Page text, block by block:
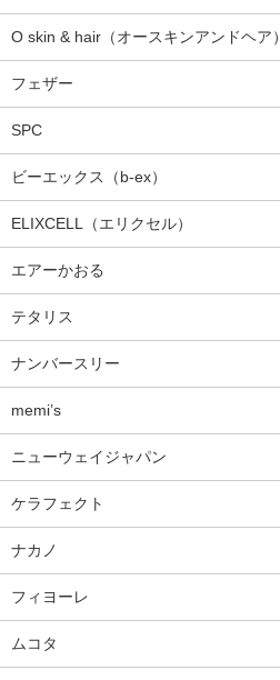
O skin & hair（オースキンアンドヘア）
フェザー
SPC
ビーエックス（b-ex）
ELIXCELL（エリクセル）
エアーかおる
テタリス
ナンバースリー
memi’s
ニューウェイジャパン
ケラフェクト
ナカノ
フィヨーレ
ムコタ